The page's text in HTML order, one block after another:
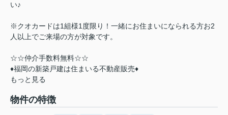
い♪
※クオカードは1組様1度限り！一緒にお住まいになられる方お2
人以上でご来場の方が対象です。
☆☆仲介手数料無料☆☆
♦福岡の新築戸建は住まいる不動産販売♦
もっと見る
物件の特徴